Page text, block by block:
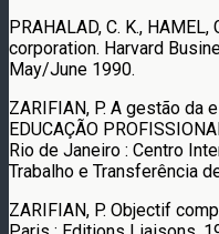
PRAHALAD, C. K.,
corporation. Harvard
May/June 1990.
ZARIFIAN, P. A gestão da
EDUCAÇÃO
Rio de Janeiro : Centro
Trabalho e Transferência
ZARIFIAN, P. Objectif